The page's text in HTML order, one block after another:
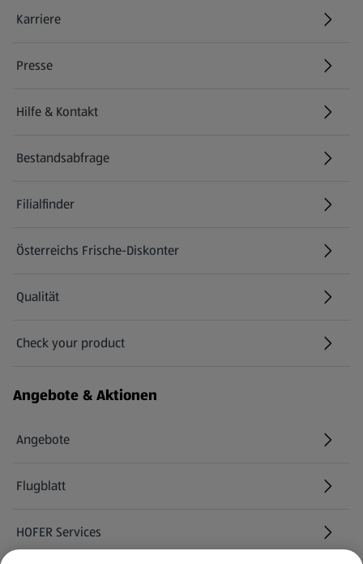
Karriere
(öffnet in einem neuen Tab)
Presse
Hilfe & Kontakt
(öffnet in einem neuen Tab)
Bestandsabfrage
(öffnet in einem neuen Tab)
Filialfinder
Österreichs Frische-Diskonter
Qualität
Check your product
(öffnet in einem neuen Tab)
Angebote & Aktionen
Angebote
Flugblatt
HOFER Services